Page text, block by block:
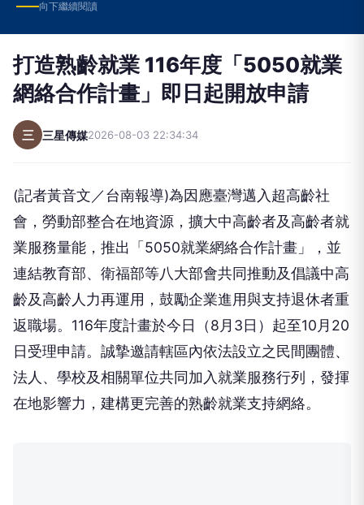
向下繼續閱讀
打造熟齡就業 116年度「5050就業
網絡合作計畫」即日起開放申請
三 三星傳媒2026-08-03 22:34:34
(記者黃音文／台南報導)為因應臺灣邁入超高齡社
會，勞動部整合在地資源，擴大中高齡者及高齡者就
業服務量能，推出「5050就業網絡合作計畫」，並
連結教育部、衛福部等八大部會共同推動及倡議中高
齡及高齡人力再運用，鼓勵企業進用與支持退休者重
返職場。116年度計畫於今日（8月3日）起至10月20
日受理申請。誠摯邀請轄區內依法設立之民間團體、
法人、學校及相關單位共同加入就業服務行列，發揮
在地影響力，建構更完善的熟齡就業支持網絡。